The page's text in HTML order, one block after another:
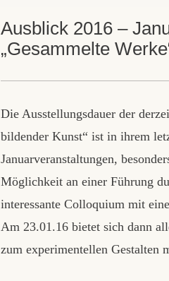
Ausblick 2016 –
„Gesammelte
Die Ausstellungsdauer der
bildender Kunst“ ist in ihrem
Januarveranstaltungen,
Möglichkeit an einer Führung
interessante Colloquium mit
Am 23.01.16 bietet sich dann
zum experimentellen Gestalten